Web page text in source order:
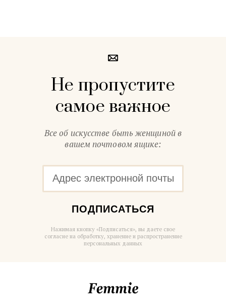
Не пропустите
самое важное
Все об искусстве быть женщиной в
вашем почтовом ящике:
ПОДПИСАТЬСЯ
Нажимая кнопку «Подписаться», вы даете свое
согласие на обработку, хранение и распространение
персональных данных